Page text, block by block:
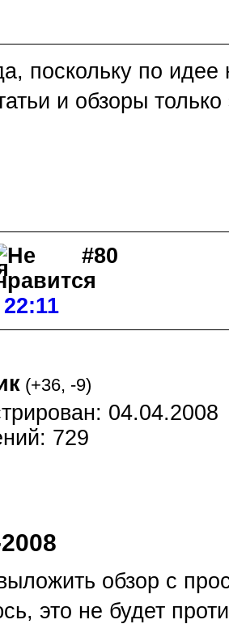
поскольку по
и обзоры только
#80
(+36, -9)
04.04.2008
729
обзор с
это не будет